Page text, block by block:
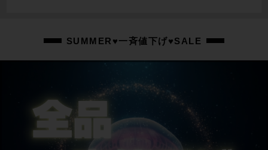
シートポスト
BROMPTON
SUMMER♥一斉値下げ♥SALE